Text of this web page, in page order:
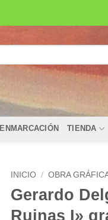
ENMARCACIÓN TIENDA
INICIO / OBRA
Gerardo
Ruinas I»